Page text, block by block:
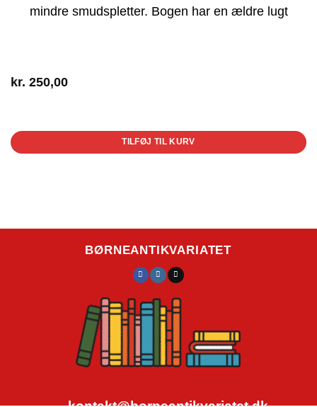
mindre smudspletter. Bogen har en ældre lugt
kr. 250,00
TILFØJ TIL KURV
BØRNEANTIKVARIATET